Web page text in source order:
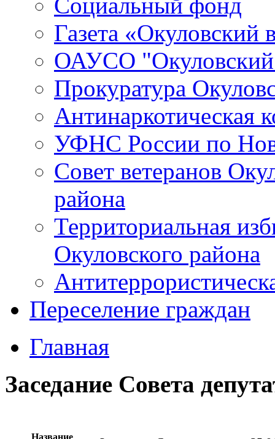
Газета «Окуловский
ОАУСО
Прокуратура
Антинаркотическая
УФНС России по
Совет ветеранов
района
Территориальная
Окуловского района
Переселение граждан
Главная
Заседание Совета
Название